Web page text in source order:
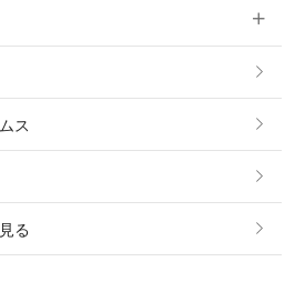
ンピース
貨
トール・スヌード
ス
る